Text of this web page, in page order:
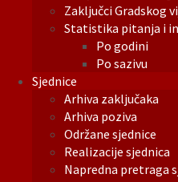
Zaključci Gradskog
Statistika pitanja i
Po godini
Po sazivu
Sjednice
Arhiva zaključaka
Arhiva poziva
Održane sjednice
Realizacije sjednica
Napredna pretraga